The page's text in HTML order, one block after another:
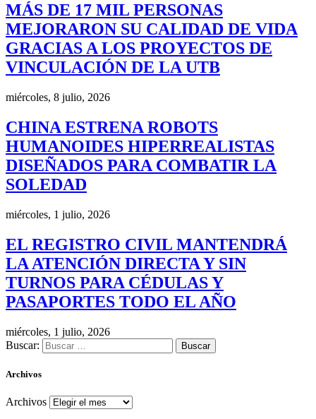
MÁS DE 17 MIL PERSONAS
MEJORARON SU CALIDAD DE VIDA
GRACIAS A LOS PROYECTOS DE
VINCULACIÓN DE LA UTB
miércoles, 8 julio, 2026
CHINA ESTRENA ROBOTS
HUMANOIDES HIPERREALISTAS
DISEÑADOS PARA COMBATIR LA
SOLEDAD
miércoles, 1 julio, 2026
EL REGISTRO CIVIL MANTENDRÁ
LA ATENCIÓN DIRECTA Y SIN
TURNOS PARA CÉDULAS Y
PASAPORTES TODO EL AÑO
miércoles, 1 julio, 2026
Buscar:
Archivos
Archivos